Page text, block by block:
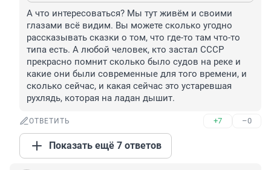
А что интересоваться? Мы тут живём и своими
глазами всё видим. Вы можете сколько угодно
рассказывать сказки о том, что где-то там что-то
типа есть. А любой человек, кто застал СССР
прекрасно помнит сколько было судов на реке и
какие они были современные для того времени, и
сколько сейчас, и какая сейчас это устаревшая
рухлядь, которая на ладан дышит.
ОТВЕТИТЬ +7 –0
Показать ещё 7 ответов